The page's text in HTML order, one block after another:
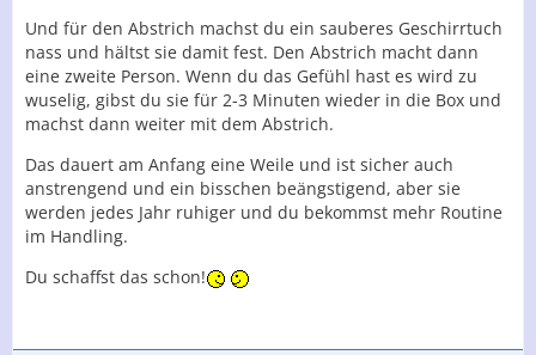
Und für den Abstrich machst du ein sauberes Geschirrtuch
nass und hältst sie damit fest. Den Abstrich macht dann
eine zweite Person. Wenn du das Gefühl hast es wird zu
wuselig, gibst du sie für 2-3 Minuten wieder in die Box und
machst dann weiter mit dem Abstrich.
Das dauert am Anfang eine Weile und ist sicher auch
anstrengend und ein bisschen beängstigend, aber sie
werden jedes Jahr ruhiger und du bekommst mehr Routine
im Handling.
Du schaffst das schon!